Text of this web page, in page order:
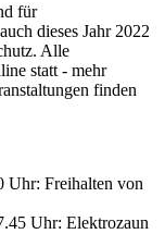
für
dieses Jahr 2022
Alle
statt - mehr
finden
Uhr: Freihalten von
Uhr: Elektrozaun